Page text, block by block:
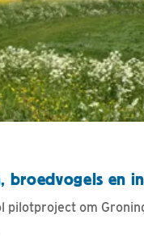
broedvogels en
pilotproject om